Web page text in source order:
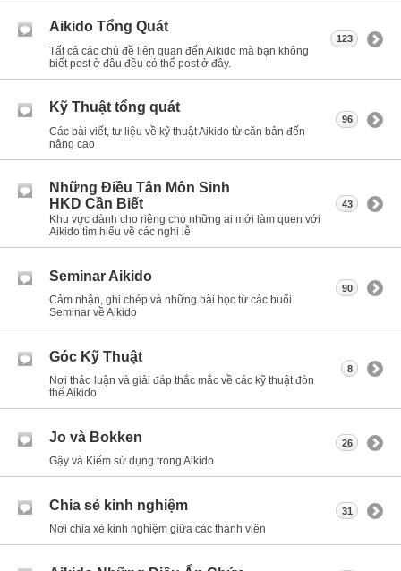
Aikido Tổng Quát
Tất cả các chủ đề liên quan đến Aikido mà bạn không
biết post ở đâu đều có thể post ở đây.
123
Kỹ Thuật tổng quát
Các bài viết, tư liệu về kỹ thuật Aikido từ căn bản đến
nâng cao
96
Những Điều Tân Môn Sinh
HKD Cần Biết
Khu vực dành cho riêng cho những ai mới làm quen với
Aikido tìm hiểu về các nghi lễ
43
Seminar Aikido
Cảm nhận, ghi chép và những bài học từ các buổi
Seminar về Aikido
90
Góc Kỹ Thuật
Nơi thảo luận và giải đáp thắc mắc về các kỹ thuật đòn
thế Aikido
8
Jo và Bokken
Gậy và Kiếm sử dụng trong Aikido
26
Chia sẻ kinh nghiệm
Nơi chia xẻ kinh nghiệm giữa các thành viên
31